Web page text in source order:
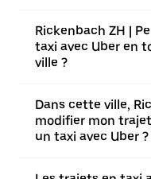
Rickenbach ZH |
taxi avec Uber en
ville ?
Dans cette ville,
modifier mon
un taxi avec Uber ?